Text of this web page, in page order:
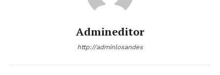
Admineditor
http://adminlosandes